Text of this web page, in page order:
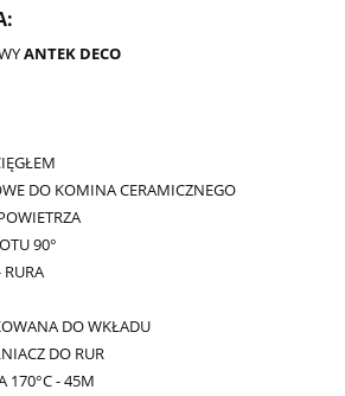
ANTEK DECO
DO KOMINA CERAMICZNEGO
90°
RURA
DO WKŁADU
DO RUR
170°C - 45M